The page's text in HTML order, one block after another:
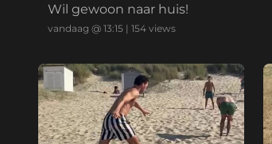
Wil gewoon naar huis!
vandaag @ 13:15 | 154 views